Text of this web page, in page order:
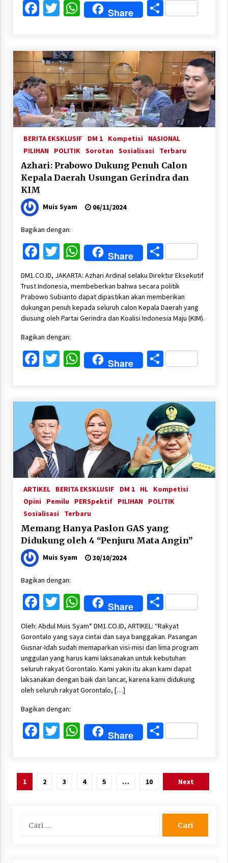
Facebook
Twitter
WhatsApp
Share Share
BERITA EKSKLUSIF DM 1 Kompetisi
NASIONAL
PILIHAN
POLITIK Sorotan Sosialisasi Terbaru
Azhari: Prabowo Dukung Penuh Calon
Kepala Daerah Usungan Gerindra dan
KIM
Muis Syam 06/11/2024
Bagikan dengan:
Facebook
Twitter
WhatsApp
Share Share
DM1.CO.ID, JAKARTA: Azhari Ardinal selaku Direktur Eksekutif
Trust Indonesia, membeberkan bahwa secara politik
Prabowo Subianto dapat dipastikan akan memberikan
dukungan penuh kepada seluruh calon Kepala Daerah yang
diusung oleh Partai Gerindra dan Koalisi Indonesia Maju (KIM).
Bagikan dengan:
Facebook
Twitter
WhatsApp
Share Share
ARTIKEL BERITA EKSKLUSIF DM 1 HL
Kompetisi
Opini
Pemilu PERSpektif PILIHAN
POLITIK
Sosialisasi
Terbaru
Memang Hanya Paslon GAS yang
Didukung oleh 4 “Penjuru Mata Angin”
Muis Syam 30/10/2024
Bagikan dengan:
Facebook
Twitter
WhatsApp
Share Share
Oleh: Abdul Muis Syam* DM1.CO.ID, ARTIKEL: “Rakyat
Gorontalo yang saya cintai dan saya banggakan. Pasangan
Gusnar-Idah sudah memaparkan visi-misi dan lima program
unggulan yang harus kami laksanakan untuk kebutuhan
seluruh rakyat Gorontalo. Kami yakin itu akan kami dapat
laksanakan dengan baik dan lancar, karena kami didukung
oleh seluruh rakyat Gorontalo, […]
Bagikan dengan:
Facebook
Twitter
WhatsApp
Share Share
Paginasi
1 2 3 4 5 … 10 Next
untuk: